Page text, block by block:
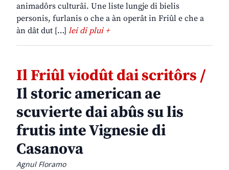
animadôrs culturâi. Une liste lungje di bielis
personis, furlanis o che a àn operât in Friûl e che a
àn dât dut […] lei di plui +
Il Friûl viodût dai scritôrs /
Il storic american ae
scuvierte dai abûs su lis
frutis inte Vignesie di
Casanova
Agnul Floramo